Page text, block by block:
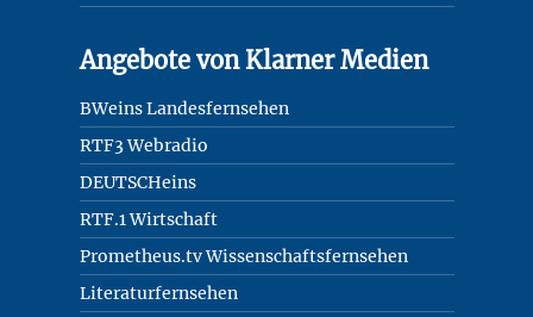
Angebote von Klarner Medien
BWeins Landesfernsehen
RTF3 Webradio
DEUTSCHeins
RTF.1 Wirtschaft
Prometheus.tv Wissenschaftsfernsehen
Literaturfernsehen